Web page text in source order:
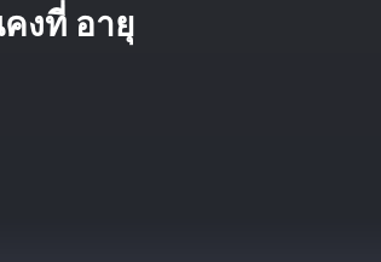
งที่ อายุ